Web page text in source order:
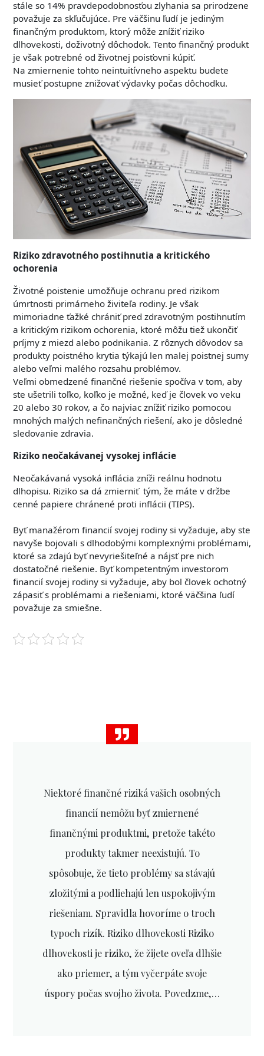
stále so 14% pravdepodobnosťou zlyhania sa prirodzene
považuje za skľučujúce. Pre väčšinu ľudí je jediným
finančným produktom, ktorý môže znížiť riziko
dlhovekosti, doživotný dôchodok. Tento finančný produkt
je však potrebné od životnej poisťovni kúpiť.
Na zmiernenie tohto neintuitívneho aspektu budete
musieť postupne znižovať výdavky počas dôchodku.
Riziko zdravotného postihnutia a kritického
ochorenia
Životné poistenie umožňuje ochranu pred rizikom
úmrtnosti primárneho živiteľa rodiny. Je však
mimoriadne ťažké chrániť pred zdravotným postihnutím
a kritickým rizikom ochorenia, ktoré môžu tiež ukončiť
príjmy z miezd alebo podnikania. Z rôznych dôvodov sa
produkty poistného krytia týkajú len malej poistnej sumy
alebo veľmi malého rozsahu problémov.
Veľmi obmedzené finančné riešenie spočíva v tom, aby
ste ušetrili toľko, koľko je možné, keď je človek vo veku
20 alebo 30 rokov, a čo najviac znížiť riziko pomocou
mnohých malých nefinančných riešení, ako je dôsledné
sledovanie zdravia.
Riziko neočakávanej vysokej inflácie
Neočakávaná vysoká inflácia zníži reálnu hodnotu
dlhopisu. Riziko sa dá zmierniť tým, že máte v držbe
cenné papiere chránené proti inflácii (TIPS).
Byť manažérom financií svojej rodiny si vyžaduje, aby ste
navyše bojovali s dlhodobými komplexnými problémami,
ktoré sa zdajú byť nevyriešiteľné a nájsť pre nich
dostatočné riešenie. Byť kompetentným investorom
financií svojej rodiny si vyžaduje, aby bol človek ochotný
zápasiť s problémami a riešeniami, ktoré väčšina ľudí
považuje za smiešne.
Niektoré finančné riziká vašich osobných
financií nemôžu byť zmiernené
finančnými produktmi, pretože takéto
produkty takmer neexistujú. To
spôsobuje, že tieto problémy sa stávajú
zložitými a podliehajú len uspokojivým
riešeniam. Spravidla hovoríme o troch
typoch rizík. Riziko dlhovekosti Riziko
dlhovekosti je riziko, že žijete oveľa dlhšie
ako priemer, a tým vyčerpáte svoje
úspory počas svojho života. Povedzme,…